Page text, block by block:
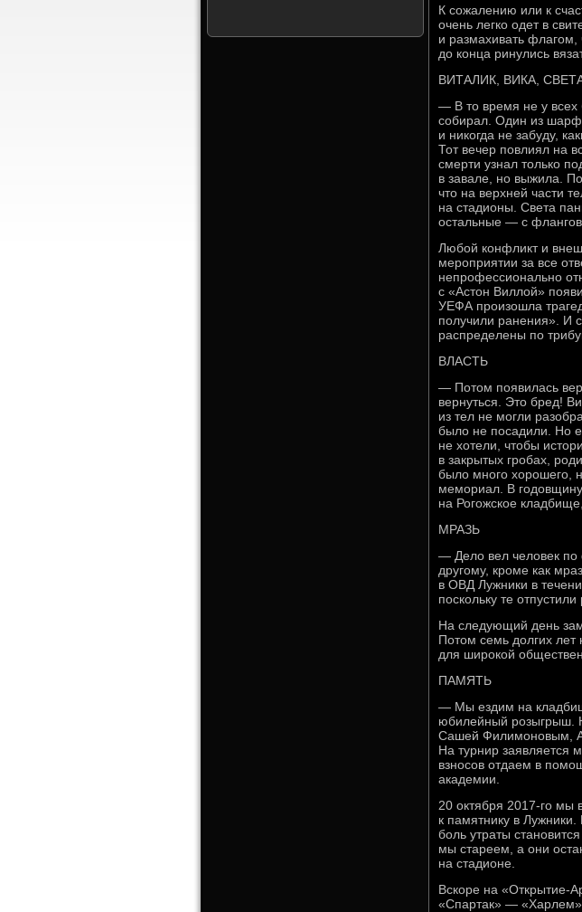
К сожалению или к
очень легко одет в
и размахивать флагом,
до конца ринулись
ВИТАЛИК, ВИКА,
— В то время не у
собирал. Один из
и никогда не забуду,
Тот вечер повлиял на
смерти узнал только
в завале, но выжила.
что на верхней части
на стадионы. Света
остальные — с
Любой конфликт и
мероприятии за все
непрофессионально
с «Астон Виллой»
УЕФА произошла
получили ранения». И
распределены по
ВЛАСТЬ
— Потом появилась
вернуться. Это бред!
из тел не могли
было не посадили. Но
не хотели, чтобы
в закрытых гробах,
было много хорошего,
мемориал. В
на Рогожское
МРАЗЬ
— Дело вел человек по
другому, кроме как
в ОВД Лужники в
поскольку те
На следующий день
Потом семь долгих лет
для широкой
ПАМЯТЬ
— Мы ездим на
юбилейный розыгрыш.
Сашей Филимоновым,
На турнир заявляется
взносов отдаем в
академии.
20 октября 2017-го мы
к памятнику в
боль утраты
мы стареем, а они
на стадионе.
Вскоре на «Открытие-
«Спартак» —